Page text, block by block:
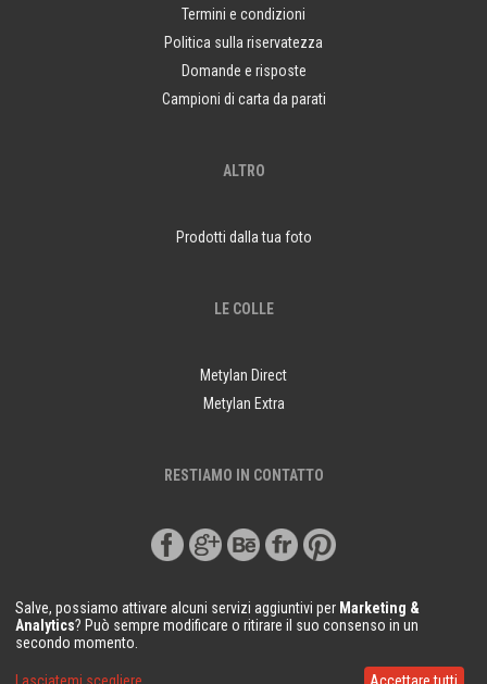
Termini e condizioni
Politica sulla riservatezza
Domande e risposte
Campioni di carta da parati
ALTRO
Prodotti dalla tua foto
LE COLLE
Metylan Direct
Metylan Extra
RESTIAMO IN CONTATTO
Salve, possiamo attivare alcuni servizi aggiuntivi per Marketing &
Analytics? Può sempre modificare o ritirare il suo consenso in un
secondo momento.